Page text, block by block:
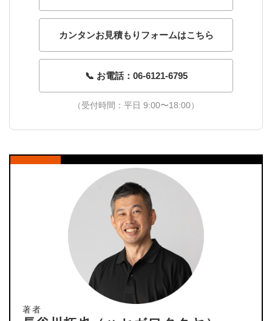
カンタンお見積もりフォームはこちら
📞 お電話：06-6121-6795
（受付時間：平日 9:00〜18:00）
著者